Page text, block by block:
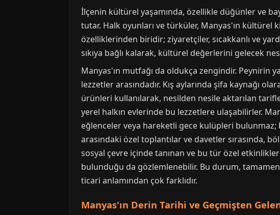
İlçenin kültürel yaşamında, özellikle düğünler ve
tutar. Halk oyunları ve türküler, Manyas'ın kültürel
özelliklerinden biridir; ziyaretçiler, sıcakkanlı ve
sıkıya bağlı kalarak, kültürel değerlerini gelecek
Manyas'ın mutfağı da oldukça zengindir. Peynirin
lezzetler arasındadır. Kış aylarında şifa kaynağı
ürünleri kullanılarak, nesilden nesile aktarılan
yerel halkın evlerinde bu lezzetlere ulaşabilirler.
eğlenceler veya hareketli gece kulüpleri bulunmaz;
arasındaki özel toplantılar ve davetler sırasında,
sosyal çevre içinde tanınan ve bu tür özel
bulunduğu da gözlemlenebilir. Bu durum,
ticari anlamından çok farklıdır.
Manyas'ın Derin Tarihi ve Geçmişten